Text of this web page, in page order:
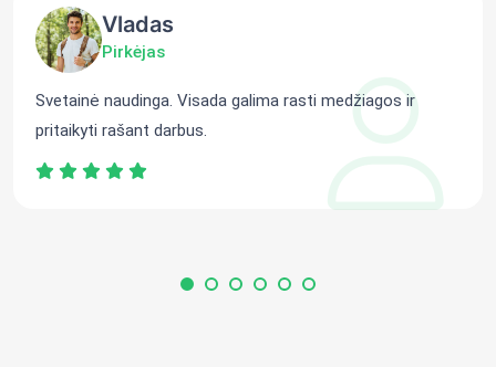
Vladas
Pirkėjas
Svetainė naudinga. Visada galima rasti medžiagos ir
pritaikyti rašant darbus.